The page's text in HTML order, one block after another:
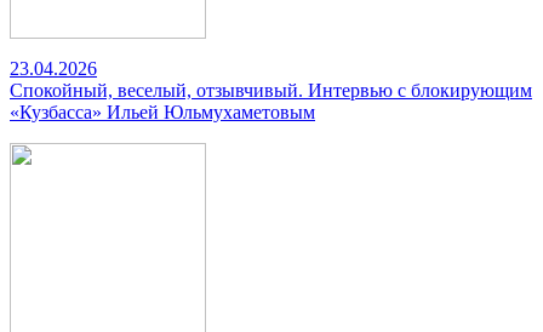
23.04.2026
Спокойный, веселый, отзывчивый. Интервью с блокирующим
«Кузбасса» Ильей Юльмухаметовым